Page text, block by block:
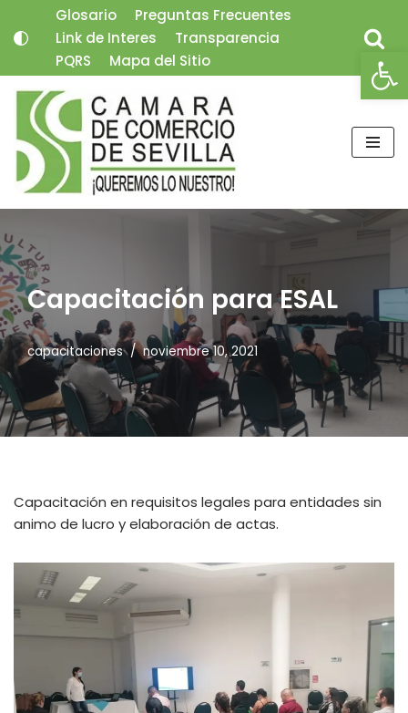
Saltar
contenido
Glosario
Preguntas Frecuentes
Link de Interes
Transparencia
PQRS
Mapa del Sitio
Capacitación para ESAL
capacitaciones noviembre 10, 2021
Capacitación en requisitos legales para entidades sin
animo de lucro y elaboración de actas.